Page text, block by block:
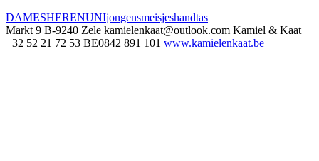
DAMESHERENUNIjongensmeisjeshandtas
Markt 9 B-9240 Zele kamielenkaat@outlook.com Kamiel & Kaat
+32 52 21 72 53 BE0842 891 101 www.kamielenkaat.be